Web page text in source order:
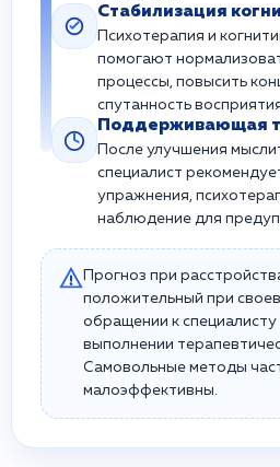
Стабилизация
Психотерапия и
помогают
процессы, повысить
спутанность
Поддерживающая
После улучшения
специалист
упражнения,
наблюдение для
Прогноз при
положительный при
обращении к специалисту
выполнении
Самовольные методы
малоэффективны.